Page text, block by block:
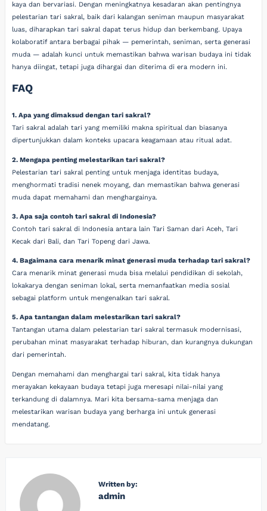
kaya dan bervariasi. Dengan meningkatnya kesadaran akan pentingnya
pelestarian tari sakral, baik dari kalangan seniman maupun masyarakat
luas, diharapkan tari sakral dapat terus hidup dan berkembang. Upaya
kolaboratif antara berbagai pihak — pemerintah, seniman, serta generasi
muda — adalah kunci untuk memastikan bahwa warisan budaya ini tidak
hanya diingat, tetapi juga dihargai dan diterima di era modern ini.
FAQ
1. Apa yang dimaksud dengan tari sakral?
Tari sakral adalah tari yang memiliki makna spiritual dan biasanya
dipertunjukkan dalam konteks upacara keagamaan atau ritual adat.
2. Mengapa penting melestarikan tari sakral?
Pelestarian tari sakral penting untuk menjaga identitas budaya,
menghormati tradisi nenek moyang, dan memastikan bahwa generasi
muda dapat memahami dan menghargainya.
3. Apa saja contoh tari sakral di Indonesia?
Contoh tari sakral di Indonesia antara lain Tari Saman dari Aceh, Tari
Kecak dari Bali, dan Tari Topeng dari Jawa.
4. Bagaimana cara menarik minat generasi muda terhadap tari sakral?
Cara menarik minat generasi muda bisa melalui pendidikan di sekolah,
lokakarya dengan seniman lokal, serta memanfaatkan media sosial
sebagai platform untuk mengenalkan tari sakral.
5. Apa tantangan dalam melestarikan tari sakral?
Tantangan utama dalam pelestarian tari sakral termasuk modernisasi,
perubahan minat masyarakat terhadap hiburan, dan kurangnya dukungan
dari pemerintah.
Dengan memahami dan menghargai tari sakral, kita tidak hanya
merayakan kekayaan budaya tetapi juga meresapi nilai-nilai yang
terkandung di dalamnya. Mari kita bersama-sama menjaga dan
melestarikan warisan budaya yang berharga ini untuk generasi
mendatang.
Written by:
admin